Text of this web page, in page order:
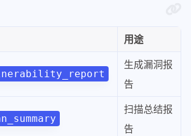
用途
生成漏洞报
告
扫描总结报
告